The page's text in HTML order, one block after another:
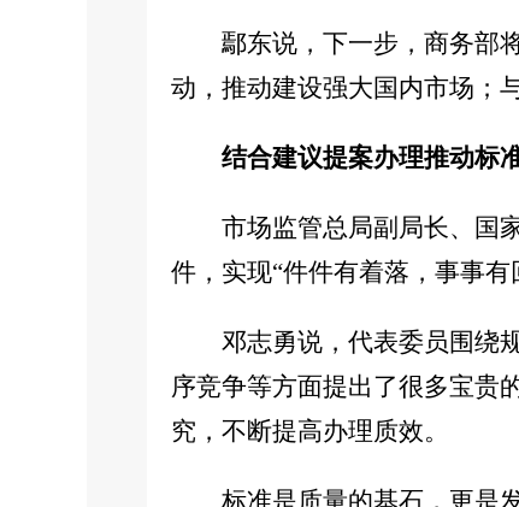
鄢东说，下一步，商务部
动，推动建设强大国内市场；
结合建议提案办理推动标
市场监管总局副局长、国
件，实现“件件有着落，事事有
邓志勇说，代表委员围绕
序竞争等方面提出了很多宝贵
究，不断提高办理质效。
标准是质量的基石，更是